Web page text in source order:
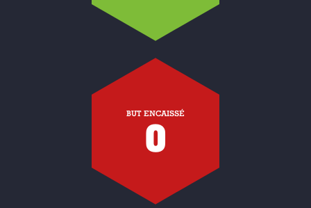
BUT ENCAISSÉ
0